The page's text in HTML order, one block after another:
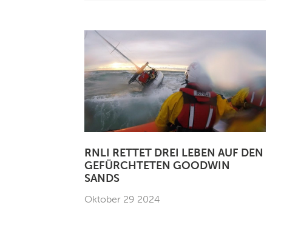
RNLI RETTET DREI LEBEN AUF DEN
GEFÜRCHTETEN GOODWIN
SANDS
Oktober 29 2024